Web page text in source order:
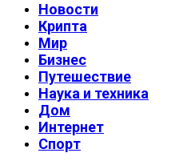
Новости
Крипта
Мир
Бизнес
Путешествие
Наука и техника
Дом
Интернет
Спорт